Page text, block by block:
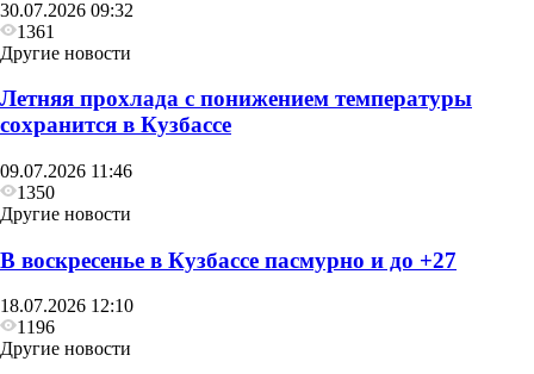
30.07.2026 09:32
1361
Другие новости
Летняя прохлада с понижением температуры
сохранится в Кузбассе
09.07.2026 11:46
1350
Другие новости
В воскресенье в Кузбассе пасмурно и до +27
18.07.2026 12:10
1196
Другие новости